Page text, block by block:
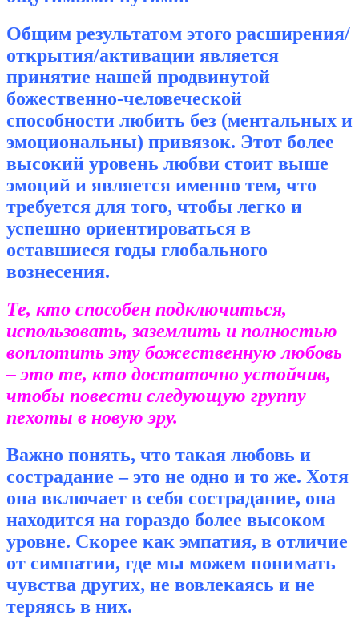
Общим результатом этого расширения/
открытия/активации является
принятие нашей продвинутой
божественно-человеческой
способности любить без (ментальных и
эмоциональны) привязок. Этот более
высокий уровень любви стоит выше
эмоций и является именно тем, что
требуется для того, чтобы легко и
успешно ориентироваться в
оставшиеся годы глобального
вознесения.
Те, кто способен подключиться,
использовать, заземлить и полностью
воплотить эту божественную любовь
– это те, кто достаточно устойчив,
чтобы повести следующую группу
пехоты в новую эру.
Важно понять, что такая любовь и
сострадание – это не одно и то же. Хотя
она включает в себя сострадание, она
находится на гораздо более высоком
уровне. Скорее как эмпатия, в отличие
от симпатии, где мы можем понимать
чувства других, не вовлекаясь и не
теряясь в них.